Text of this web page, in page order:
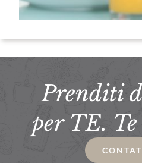
Prenditi
per TE.